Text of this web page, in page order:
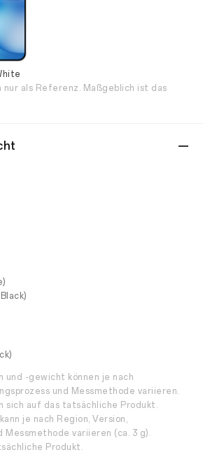
als Referenz. Maßgeblich ist das
und -gewicht können je nach
und Messmethode variieren.
sich auf das tatsächliche Produkt.
je nach Region, Version,
Messmethode variieren (ca. 3 g).
Produkt.